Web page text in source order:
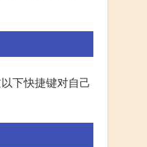
下快捷键对自己